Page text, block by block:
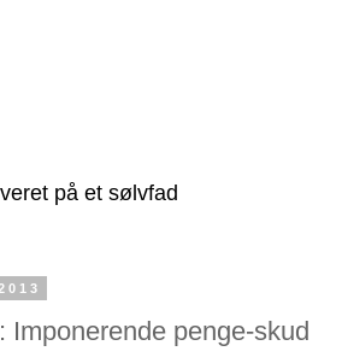
på et sølvfad
Imponerende penge-skud